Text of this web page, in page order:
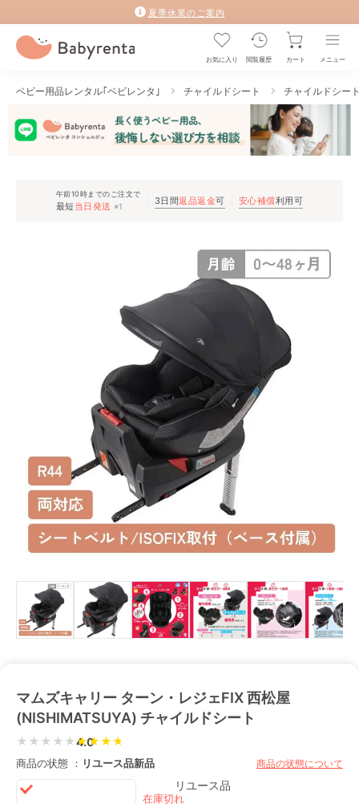
夏季休業のご案内
お気に入り 閲覧履歴 カート メニュー
ベビー用品レンタル｢ベビレンタ｣ チャイルドシート チャイルドシー
午前10時までのご注文で
最短 当日発送 ※1 3日間返品返金可 安心補償利用可
マムズキャリー ターン・レジェFIX 西松屋
(NISHIMATSUYA) チャイルドシート
★★★★★4.0
商品の状態 ： リユース品新品 商品の状態について
リユース品